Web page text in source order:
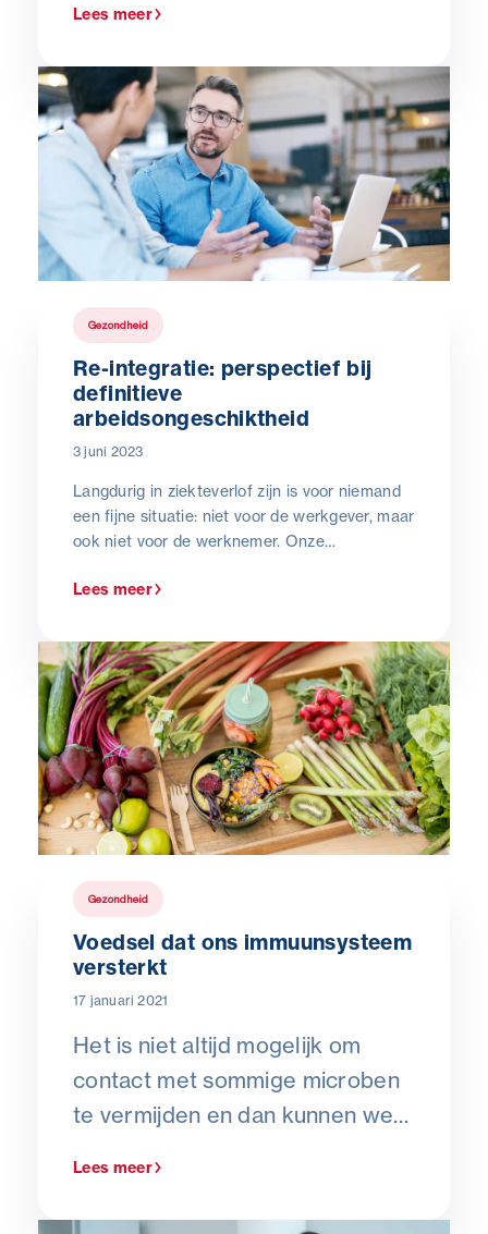
Lees meer
Gezondheid
Re-integratie: perspectief bij
definitieve
arbeidsongeschiktheid
3 juni 2023
Langdurig in ziekteverlof zijn is voor niemand
een fijne situatie: niet voor de werkgever, maar
ook niet voor de werknemer. Onze
vertrouwenspersoon bij tijdens het volledige
bieden, ook voor personen die definitief
arbeidsongeschikt verklaard worden.
Lees meer
Gezondheid
Voedsel dat ons immuunsysteem
versterkt
17 januari 2021
Het is niet altijd mogelijk om
contact met sommige microben
te vermijden en dan kunnen we
zo goed mogelijk voorbereiden
Lees meer